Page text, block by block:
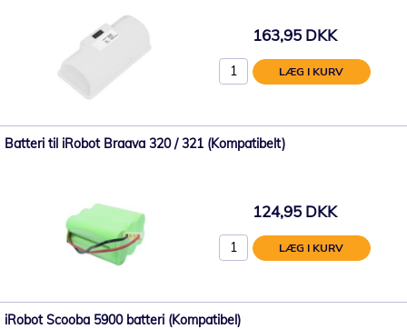
163,95 DKK
LÆG I KURV
Batteri til iRobot Braava 320 / 321 (Kompatibelt)
124,95 DKK
LÆG I KURV
iRobot Scooba 5900 batteri (Kompatibel)